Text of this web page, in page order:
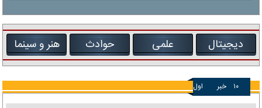
دیجیتال علمی حوادث هنر و سینما
۱۰ خبر اول